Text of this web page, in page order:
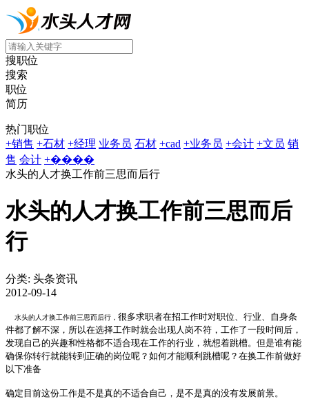
搜职位
搜索
职位
简历
热门职位
+销售 +石材 +经理 业务员 石材 +cad +业务员 +会计 +文员 销
售 会计 +����
水头的人才换工作前三思而后行
水头的人才换工作前三思而后
行
分类: 头条资讯
2012-09-14
水头的人才换工作前三思而后行， 很多求职者在招工作时对职位、行业、自身条
件都了解不深，所以在选择工作时就会出现人岗不符，工作了一段时间后，
发现自己的兴趣和性格都不适合现在工作的行业，就想着跳槽。但是谁有能
确保你转行就能转到正确的岗位呢？如何才能顺利跳槽呢？在换工作前做好
以下准备
确定目前这份工作是不是真的不适合自己，是不是真的没有发展前景。